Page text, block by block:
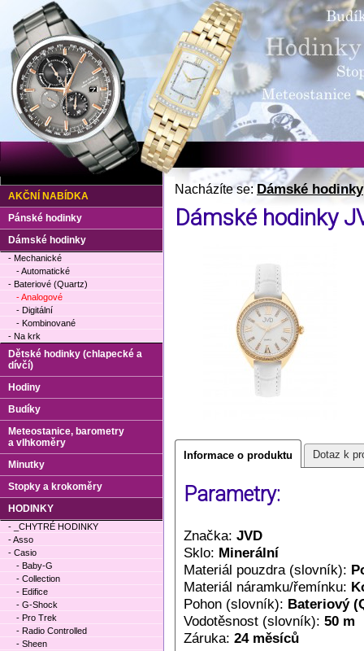
Nacházíte se:Dámské hodinky
Dámské hodinky
Informace o produktu Dotaz k
Parametry:
Značka: JVD
Sklo: Minerální
Materiál pouzdra (slovník):
Materiál náramku/řemínku:
Pohon (slovník): Bateriový
Vodotěsnost (slovník): 50 m
Záruka: 24 měsíců
AKČNÍ NABÍDKA
Pánské hodinky
Dámské hodinky
- Mechanické
- Automatické
- Bateriové (Quartz)
- Analogové
- Digitální
- Kombinované
- Na krk
Dětské hodinky (chlapecké a
dívčí)
Hodiny
Budíky
Meteostanice, barometry
a vlhkoměry
Minutky
Stopky a krokoměry
HODINKY
- _CHYTRÉ HODINKY
- Asso
- Casio
- Baby-G
- Collection
- Edifice
- G-Shock
- Pro Trek
- Radio Controlled
- Sheen